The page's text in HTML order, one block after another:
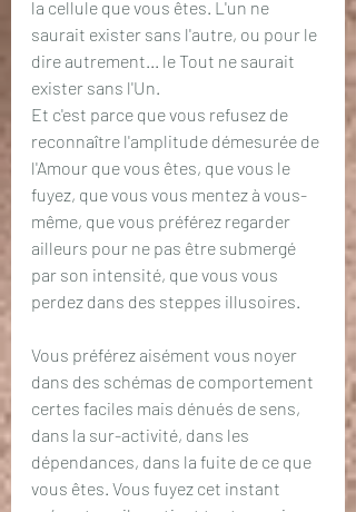
la cellule que vous êtes. L'un ne
saurait exister sans l'autre, ou pour le
dire autrement... le Tout ne saurait
exister sans l'Un.
Et c'est parce que vous refusez de
reconnaître l'amplitude démesurée de
l'Amour que vous êtes, que vous le
fuyez, que vous vous mentez à vous-
même, que vous préférez regarder
ailleurs pour ne pas être submergé
par son intensité, que vous vous
perdez dans des steppes illusoires.
Vous préférez aisément vous noyer
dans des schémas de comportement
certes faciles mais dénués de sens,
dans la sur-activité, dans les
dépendances, dans la fuite de ce que
vous êtes. Vous fuyez cet instant